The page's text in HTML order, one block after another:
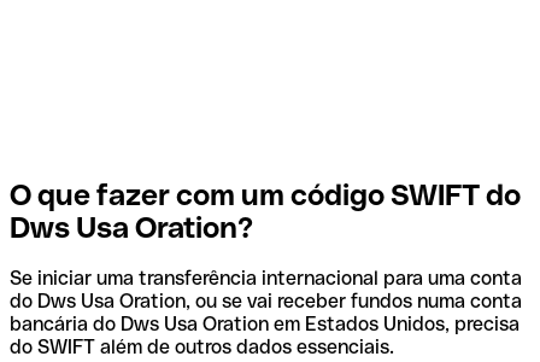
O que fazer com um código SWIFT do
Dws Usa Oration?
Se iniciar uma transferência internacional para uma conta
do Dws Usa Oration, ou se vai receber fundos numa conta
bancária do Dws Usa Oration em Estados Unidos, precisa
do SWIFT além de outros dados essenciais.